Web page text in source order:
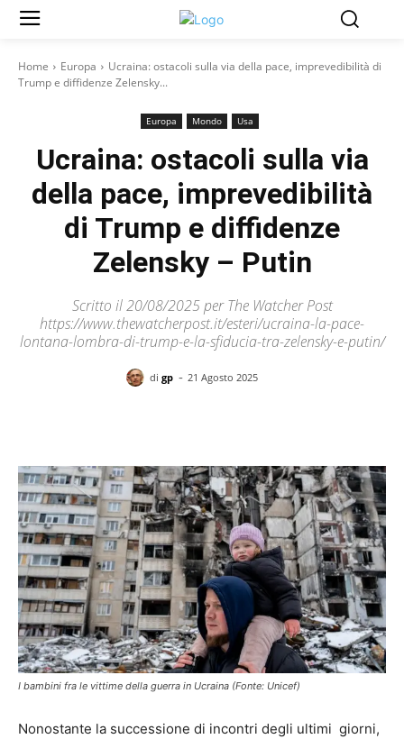
Home Europa
Ucraina: ostacoli sulla via della pace, imprevedibilità di
Trump e diffidenze Zelensky...
Europa Mondo Usa
Ucraina: ostacoli sulla via
della pace, imprevedibilità
di Trump e diffidenze
Zelensky – Putin
Scritto il 20/08/2025 per The Watcher Post
https://www.thewatcherpost.it/esteri/ucraina-la-pace-
lontana-lombra-di-trump-e-la-sfiducia-tra-zelensky-e-putin/
di gp - 21 Agosto 2025
I bambini fra le vittime della guerra in Ucraina (Fonte: Unicef)
Nonostante la successione di incontri degli ultimi giorni,